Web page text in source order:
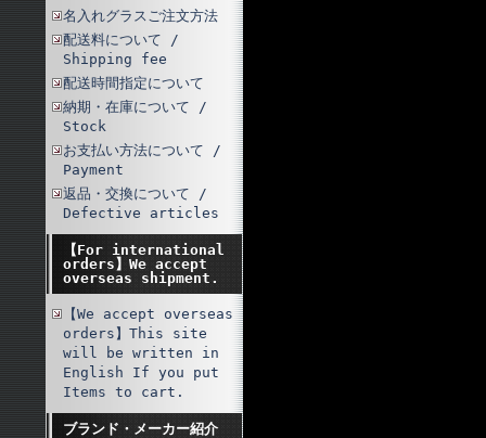
名入れグラスご注文方法
配送料について /
Shipping fee
配送時間指定について
納期・在庫について /
Stock
お支払い方法について /
Payment
返品・交換について /
Defective articles
【For international
orders】We accept
overseas shipment.
【We accept overseas
orders】This site
will be written in
English If you put
Items to cart.
ブランド・メーカー紹介